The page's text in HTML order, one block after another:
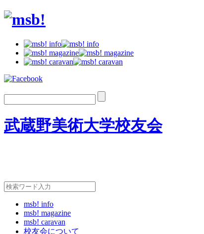
武蔵野美術大学校友会
msb! info
msb! magazine
msb! caravan
校友会について